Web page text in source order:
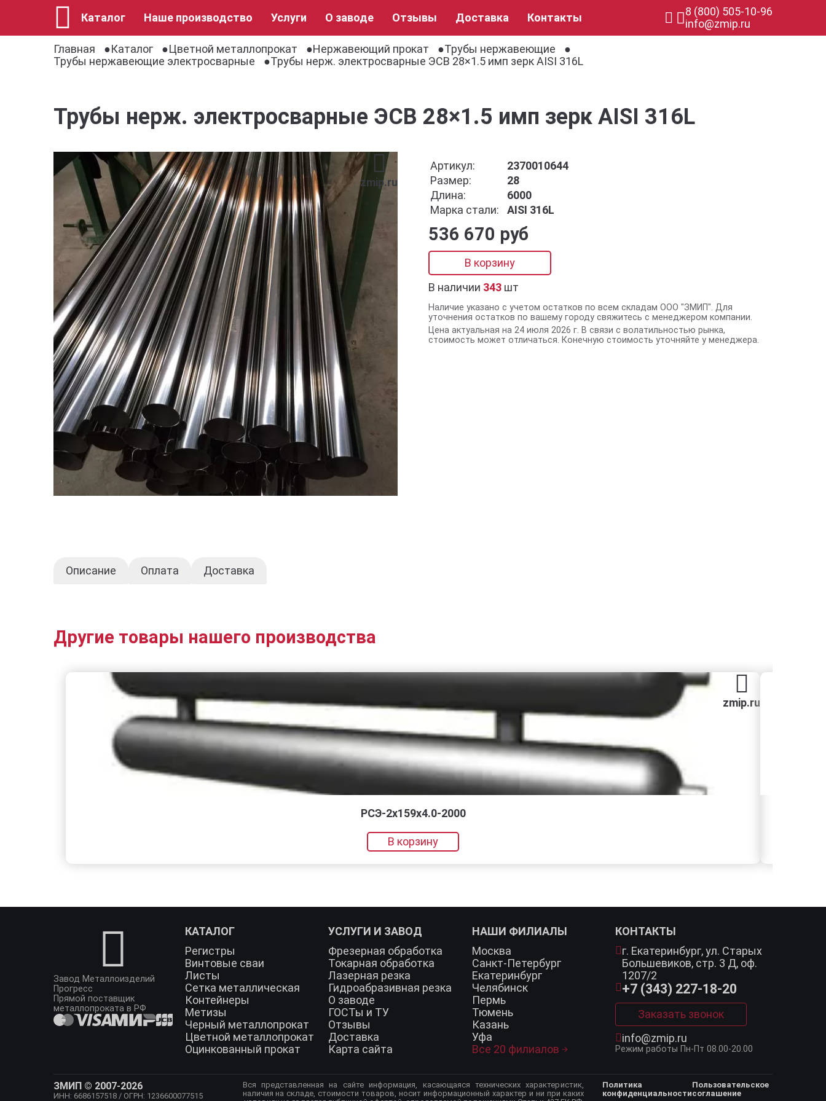
Каталог Наше производство Услуги О заводе Отзывы Доставка Контакты
8 (800) 505-10-96
info@zmip.ru
Главная
Каталог Цветной металлопрокат Нержавеющий прокат
Трубы нержавеющие
Трубы нержавеющие электросварные
Трубы нерж. электросварные ЭСВ 28×1.5 имп зерк AISI 316L
Трубы нерж. электросварные ЭСВ 28×1.5 имп зерк AISI 316L
zmip.ru
Артикул:
2370010644
Размер:
28
Длина:
6000
Марка стали:
AISI 316L
536 670 руб
В корзину
В наличии 343 шт
Наличие указано с учетом остатков по всем складам ООО "ЗМИП". Для
уточнения остатков по вашему городу свяжитесь с менеджером компании.
Цена актуальная на 24 июля 2026 г. В связи с волатильностью рынка,
стоимость может отличаться. Конечную стоимость уточняйте у менеджера.
Описание Оплата Доставка
Другие товары нашего производства
zmip.ru
РСЭ-2x159x4.0-2000
В корзину
Завод Металлоизделий
Прогресс
Прямой поставщик
металлопроката в РФ
КАТАЛОГ
Регистры
Винтовые сваи
Листы
Сетка металлическая
Контейнеры
Метизы
Черный металлопрокат
Цветной металлопрокат
Оцинкованный прокат
УСЛУГИ И ЗАВОД
Фрезерная обработка
Токарная обработка
Лазерная резка
Гидроабразивная резка
О заводе
ГОСТы и ТУ
Отзывы
Доставка
Карта сайта
НАШИ ФИЛИАЛЫ
Москва
Санкт-Петербург
Екатеринбург
Челябинск
Пермь
Тюмень
Казань
Уфа
Все 20 филиалов
КОНТАКТЫ
г. Екатеринбург,ул. Старых
Большевиков, стр. 3 Д, оф.
1207/2
+7 (343) 227-18-20
Заказать звонок
info@zmip.ru
Режим работы Пн-Пт 08.00-20.00
ЗМИП © 2007-2026
ИНН: 6686157518 / ОГРН: 1236600077515
Вся представленная на сайте информация, касающаяся технических характеристик,
наличия на складе, стоимости товаров, носит информационный характер и ни при каких
Политика
конфиденциальности
Пользовательское
соглашение